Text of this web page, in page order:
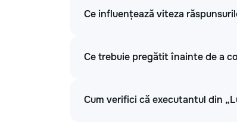
Ce influențează viteza
Ce trebuie pregătit înainte de a
Cum verifici că executantul din